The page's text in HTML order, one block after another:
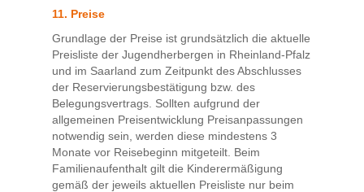
11. Preise
Grundlage der Preise ist grundsätzlich die aktuelle
Preisliste der Jugendherbergen in Rheinland-Pfalz
und im Saarland zum Zeitpunkt des Abschlusses
der Reservierungsbestätigung bzw. des
Belegungsvertrags. Sollten aufgrund der
allgemeinen Preisentwicklung Preisanpassungen
notwendig sein, werden diese mindestens 3
Monate vor Reisebeginn mitgeteilt. Beim
Familienaufenthalt gilt die Kinderermäßigung
gemäß der jeweils aktuellen Preisliste nur beim